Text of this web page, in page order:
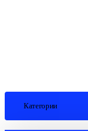
Категории